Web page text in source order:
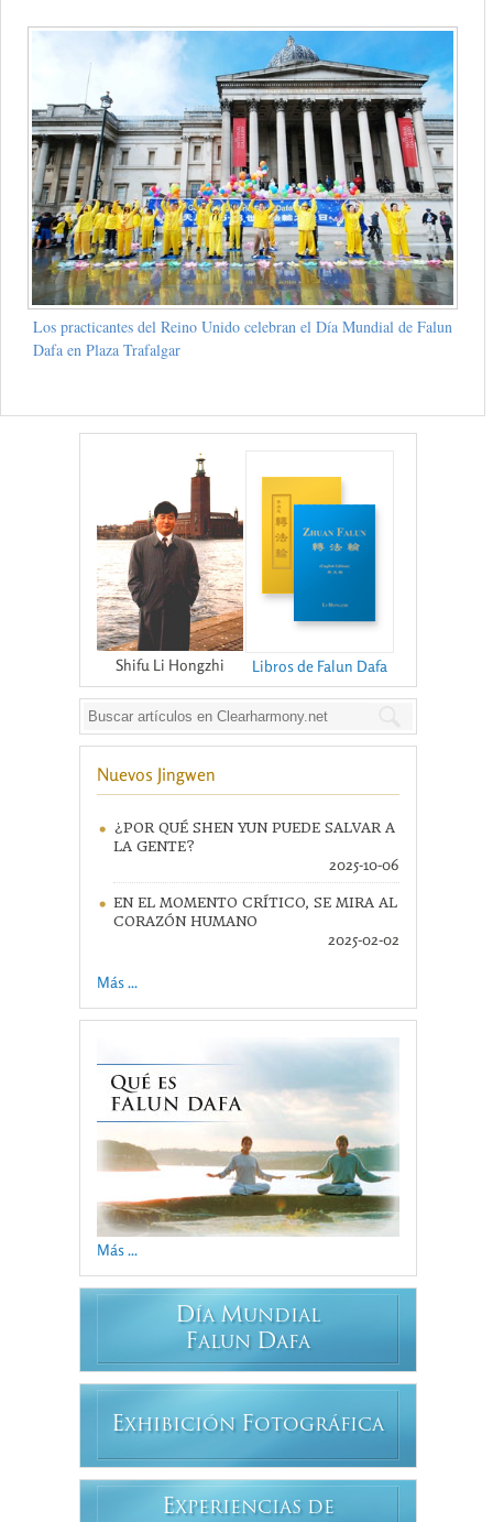
Los practicantes del Reino Unido celebran el Día Mundial de Falun
Dafa en Plaza Trafalgar
Shifu Li Hongzhi Libros de Falun Dafa
Nuevos Jingwen
¿POR QUÉ SHEN YUN PUEDE SALVAR A
LA GENTE?
2025-10-06
EN EL MOMENTO CRÍTICO, SE MIRA AL
CORAZÓN HUMANO
2025-02-02
Más ...
Más ...
DÍA MUNDIAL
FALUN DAFA
EXHIBICIÓN FOTOGRÁFICA
EXPERIENCIAS DE